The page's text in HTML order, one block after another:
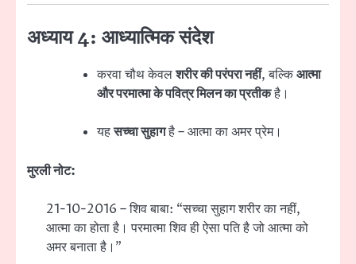
अध्याय 4: आध्यात्मिक संदेश
करवा चौथ केवलशरीर की परंपरा नहीं, बल्किआत्मा
और परमात्मा के पवित्र मिलन का प्रतीकहै।
यहसच्चा सुहागहै – आत्मा का अमर प्रेम।
मुरली नोट:
21-10-2016 – शिव बाबा: “सच्चा सुहाग शरीर का नहीं,
आत्मा का होता है। परमात्मा शिव ही ऐसा पति है जो आत्मा को
अमर बनाता है।”